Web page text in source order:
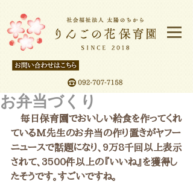
お弁当づくり
毎日保育園でおいしい給食を作ってくれ
ているM先生のお弁当の作り置きがヤフー
ニュースで話題になり、9万8千回以上表示
されて、3500件以上の『いいね』を獲得し
たそうです。すごいですね。